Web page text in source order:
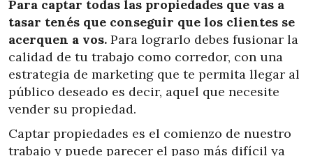
Para captar todas las propiedades que vas a
tasar tenés que conseguir que los clientes se
acerquen a vos. Para lograrlo debes fusionar la
calidad de tu trabajo como corredor, con una
estrategia de marketing que te permita llegar al
público deseado es decir, aquel que necesite
vender su propiedad.
Captar propiedades es el comienzo de nuestro
trabajo y puede parecer el paso más difícil ya